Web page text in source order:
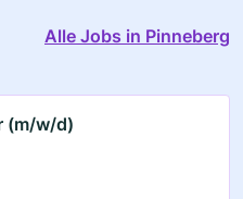
Alle Jobs in Pinneberg
(m/w/d)